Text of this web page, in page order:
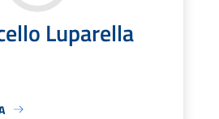
Luparella